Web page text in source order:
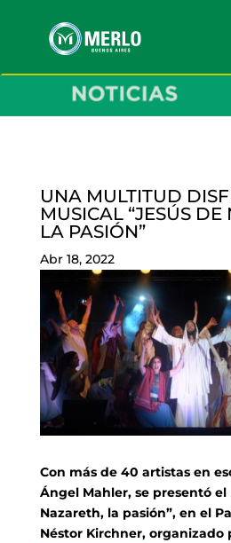
UNA MULTITUD
MUSICAL “JESÚS
LA PASIÓN”
Abr 18, 2022
Con más de 40 artistas en
Ángel Mahler, se presentó el
Nazareth, la pasión”, en el
Néstor Kirchner, organizado